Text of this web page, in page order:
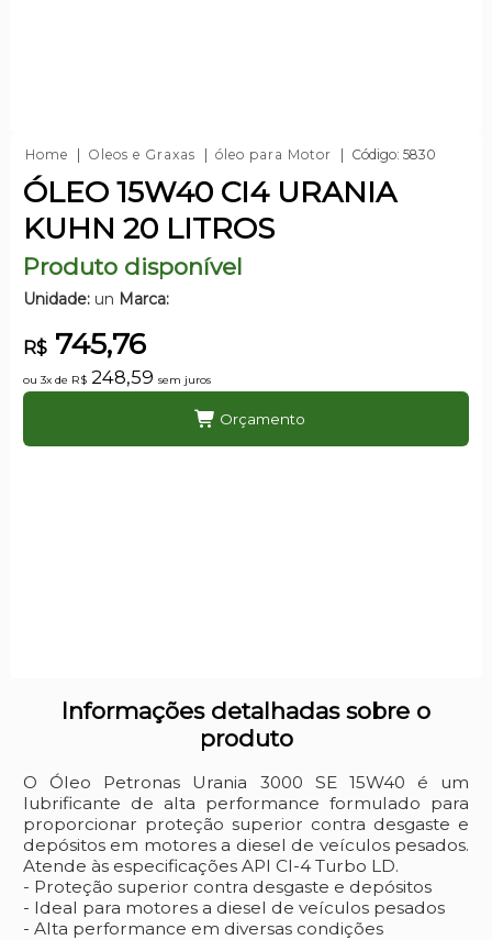
Home Oleos e Graxas óleo para Motor Código: 5830
ÓLEO 15W40 CI4 URANIA
KUHN 20 LITROS
Produto disponível
Unidade:un Marca:
R$745,76
ou 3x de R$248,59 sem juros
Orçamento
Informações detalhadas sobre o
produto
O Óleo Petronas Urania 3000 SE 15W40 é um
lubrificante de alta performance formulado para
proporcionar proteção superior contra desgaste e
depósitos em motores a diesel de veículos pesados.
Atende às especificações API CI-4 Turbo LD.
- Proteção superior contra desgaste e depósitos
- Ideal para motores a diesel de veículos pesados
- Alta performance em diversas condições